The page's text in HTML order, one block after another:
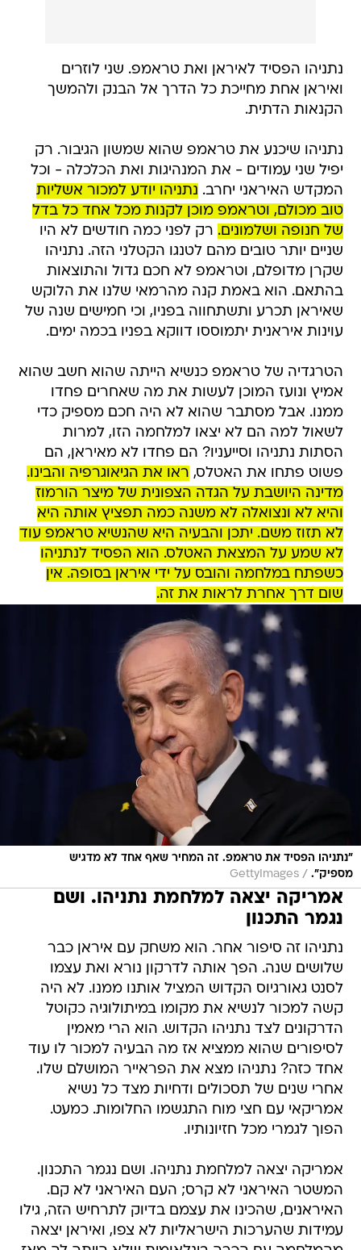
נתניהו הפסיד לאיראן ואת טראמפ. שני לוזרים
ואיראן אחת מחייכת כל הדרך אל הבנק ולהמשך
הקנאות הדתית.
נתניהו שיכנע את טראמפ שהוא שמשון הגיבור. רק
יפיל שני עמודים - את המנהיגות ואת הכלכלה - וכל
המקדש האיראני יחרב. נתניהו יודע למכור אשליות
טוב מכולם, וטראמפ מוכן לקנות מכל אחד כל בדל
של חנופה ושלמונים. רק לפני כמה חודשים לא היו
שניים יותר טובים מהם לטנגו הקטלני הזה. נתניהו
שקרן מדופלם, וטראמפ לא חכם גדול והתוצאות
בהתאם. הוא באמת קנה מהרמאי שלנו את הלוקש
שאיראן תכרע ותשתחווה בפניו, וכי חמישים שנה של
עוינות איראנית יתמוססו דווקא בפניו בכמה ימים.
הטרגדיה של טראמפ כנשיא הייתה שהוא חשב שהוא
אמיץ ונועז המוכן לעשות את מה שאחרים פחדו
ממנו. אבל מסתבר שהוא לא היה חכם מספיק כדי
לשאול למה הם לא יצאו למלחמה הזו, למרות
הסתות נתניהו וסייעניו? הם פחדו לא מאיראן, הם
פשוט פתחו את האטלס, ראו את הגיאוגרפיה והבינו.
מדינה היושבת על הגדה הצפונית של מיצר הורמוז
והיא לא ונצואלה לא משנה כמה תפציץ אותה היא
לא תזוז משם. יתכן והבעיה היא שהנשיא טראמפ עוד
לא שמע על המצאת האטלס. הוא הפסיד לנתניהו
כשפתח במלחמה והובס על ידי איראן בסופה. אין
שום דרך אחרת לראות את זה.
"נתניהו הפסיד את טראמפ. זה המחיר שאף אחד לא מדגיש
מספיק". /
GettyImages
אמריקה יצאה למלחמת נתניהו. ושם
נגמר התכנון
נתניהו זה סיפור אחר. הוא משחק עם איראן כבר
שלושים שנה. הפך אותה לדרקון נורא ואת עצמו
לסנט גאורגיוס הקדוש המציל אותנו ממנו. לא היה
קשה למכור לנשיא את מקומו במיתולוגיה כקוטל
הדרקונים לצד נתניהו הקדוש. הוא הרי מאמין
לסיפורים שהוא ממציא אז מה הבעיה למכור לו עוד
אחד כזה? נתניהו מצא את הפראייר המושלם שלו.
אחרי שנים של תסכולים ודחיות מצד כל נשיא
אמריקאי עם חצי מוח התגשמו החלומות. כמעט.
הפוך לגמרי מכל חזיונותיו.
אמריקה יצאה למלחמת נתניהו. ושם נגמר התכנון.
המשטר האיראני לא קרס; העם האיראני לא קם.
האיראנים, שהכינו את עצמם בדיוק לתרחיש הזה, גילו
עמידות שהערכות הישראליות לא צפו, ואיראן יצאה